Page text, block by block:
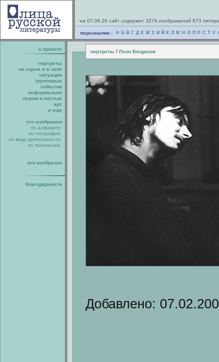
на 07.08.26 сайт содержит 3276 изображений 873
персоналии : А Б В Г Д Е Ж З И Й К Л М Н О П Р С Т У
о проекте портреты / Леон Богданов
портреты
на сцене и в зале
ситуации
групповые
события
неформально
пером и кистью
арт
и еще
кто изображен
по алфавиту
по географии
по виду деятельности
по поколению
кто изобразил
благодарности
Добавлено: